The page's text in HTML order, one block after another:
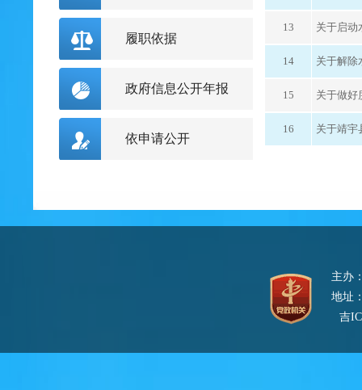
13 关于启
14 关于解
15 关于做好
16 关于靖宇
履职依据
政府信息公开年报
依申请公开